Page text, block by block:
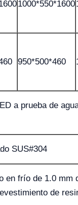
1000*550*1600
950*500*460
a prueba de
SUS#304
en frío de 1.0 mm
de